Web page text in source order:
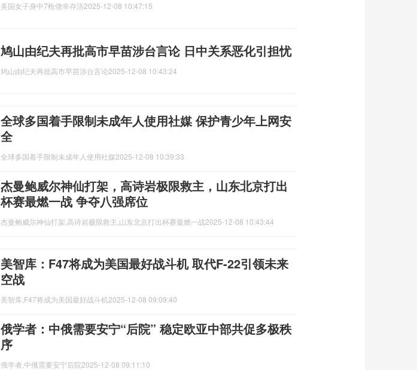
美国女子身中7枪侥幸存活2025-12-08 10:47:15
鸠山由纪夫再批高市早苗涉台言论 日中关系恶化引担忧
鸠山由纪夫再批高市早苗涉台言论2025-12-08 10:43:24
全球多国着手限制未成年人使用社媒 保护青少年上网安
全
全球多国着手限制未成年人使用社媒2025-12-08 10:39:33
杰曼鲍威尔神仙打架，高诗岩极限救主，山东北京打出
杯赛最燃一战 争夺八强席位
杰曼鲍威尔神仙打架,高诗岩极限救主,山东北京打出杯赛最燃一战2025-12-08 10:43:44
美智库：F47将成为美国最好战斗机 取代F-22引领未来
空战
美智库,F47将成为美国最好战斗机 2025-12-08 09:09:40
俄学者：中俄需要安宁“后院” 稳定欧亚中部共促多极秩
序
俄学者,中俄需要安宁后院2025-12-08 09:11:10